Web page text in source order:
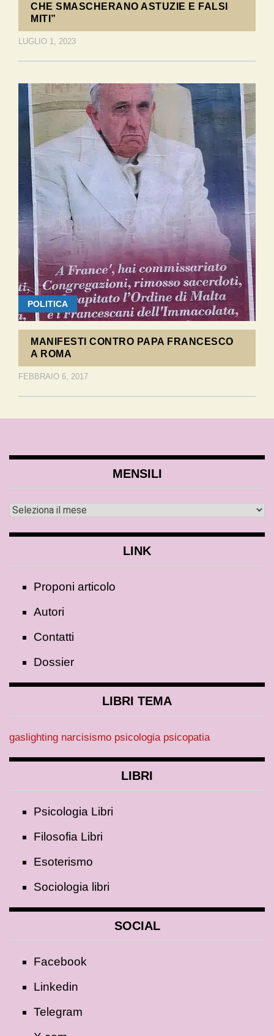
CHE SMASCHERANO ASTUZIE E FALSI
MITI”
LUGLIO 1, 2023
POLITICA
MANIFESTI CONTRO PAPA FRANCESCO
A ROMA
FEBBRAIO 6, 2017
MENSILI
LINK
Proponi articolo
Autori
Contatti
Dossier
LIBRI TEMA
gaslighting narcisismo psicologia psicopatia
LIBRI
Psicologia Libri
Filosofia Libri
Esoterismo
Sociologia libri
SOCIAL
Facebook
Linkedin
Telegram